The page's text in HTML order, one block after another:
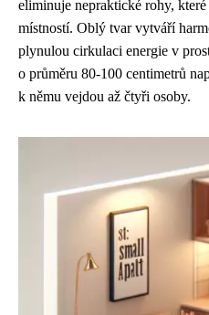
eliminuje nepraktické rohy,
místností. Oblý tvar vytváří
plynulou cirkulaci energie v
o průměru 80-100 centimetrů
k němu vejdou až čtyři osoby.